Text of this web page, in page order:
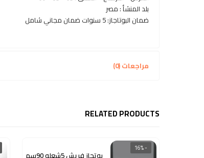
بلد المنشأ : مصر
ضمان البوتاجاز: 5 سنوات ضمان مجاني شامل
مراجعات (0)
RELATED PRODUCTS
بوتجاز فريش 5شعله 90سم
- 16%